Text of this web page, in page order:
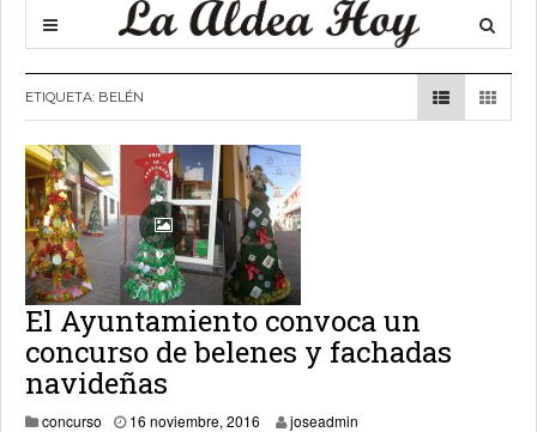
ETIQUETA: BELÉN
El Ayuntamiento convoca un
concurso de belenes y fachadas
navideñas
concurso 16 noviembre, 2016 6 noviembre, 2019
joseadmin